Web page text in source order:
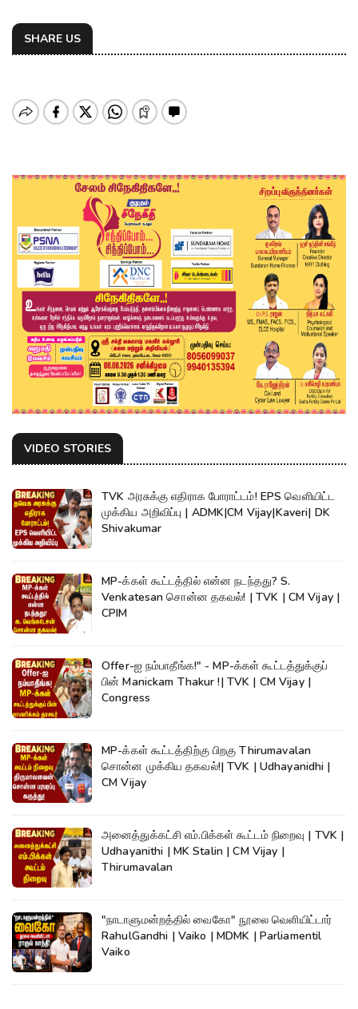
SHARE US
VIDEO STORIES
TVK அரசுக்கு எதிராக போராட்டம்! EPS வெளியிட்ட
முக்கிய அறிவிப்பு | ADMK|CM Vijay|Kaveri| DK
Shivakumar
MP-க்கள் கூட்டத்தில் என்ன நடந்தது? S.
Venkatesan சொன்ன தகவல்! | TVK | CM Vijay |
CPIM
Offer-ஐ நம்பாதீங்க!" - MP-க்கள் கூட்டத்துக்குப்
பின் Manickam Thakur !| TVK | CM Vijay |
Congress
MP-க்கள் கூட்டத்திற்கு பிறகு Thirumavalan
சொன்ன முக்கிய தகவல்!| TVK | Udhayanidhi |
CM Vijay
அனைத்துக்கட்சி எம்.பிக்கள் கூட்டம் நிறைவு | TVK |
Udhayanithi | MK Stalin | CM Vijay |
Thirumavalan
"நாடாளுமன்றத்தில் வைகோ" நூலை வெளியிட்டார்
RahulGandhi | Vaiko | MDMK | Parliamentil
Vaiko